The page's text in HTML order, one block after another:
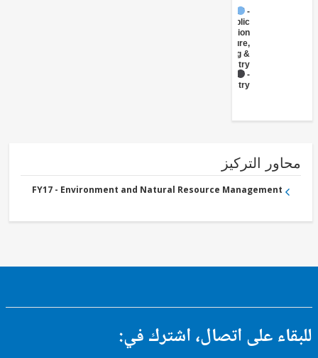
Administration
- Agriculture,
Fishing &
التركيز
FY17 - Environment and Natural Resource Management
على اتصال، اشترك في: